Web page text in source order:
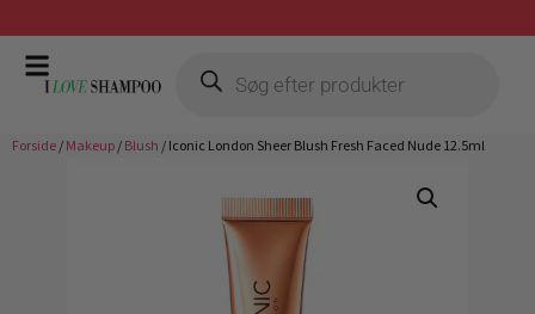
Gratis fragt ved køb over 399,-
Forside / Makeup / Blush / Iconic London Sheer Blush Fresh Faced Nude 12.5ml